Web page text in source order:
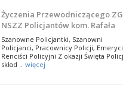
Życzenia Przewodniczącego ZG
NSZZ Policjantów kom. Rafała
Jankowskiego z okazji Święta
Policji 2026
Szanowne Policjantki, Szanowni
Policjanci, Pracownicy Policji,
Renciści Policyjni Z okazji Święta
skład .. więcej
NSZZ Policjantów: Policja nie
NSZZ Policjantów
Na zaproszenie Zarządu Głównego NSZZ
Policjantów w Polsce gościł Rafael
Departamentu Policji w Nowym Jorku, o
.. więcej
PAMIĘTAMY I ODDAJMY HOŁD
SIERŻ. MARKOWI SIENICKIEMU
poświęconą starszemu sierżantowi Mar